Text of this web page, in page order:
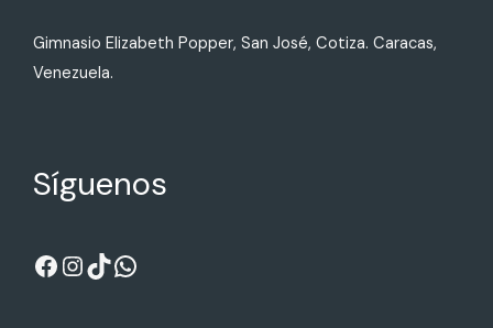
Gimnasio Elizabeth Popper, San José, Cotiza. Caracas,
Venezuela.
Síguenos